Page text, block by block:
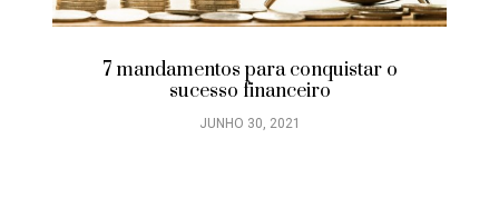
7 mandamentos para conquistar o
sucesso financeiro
JUNHO 30, 2021